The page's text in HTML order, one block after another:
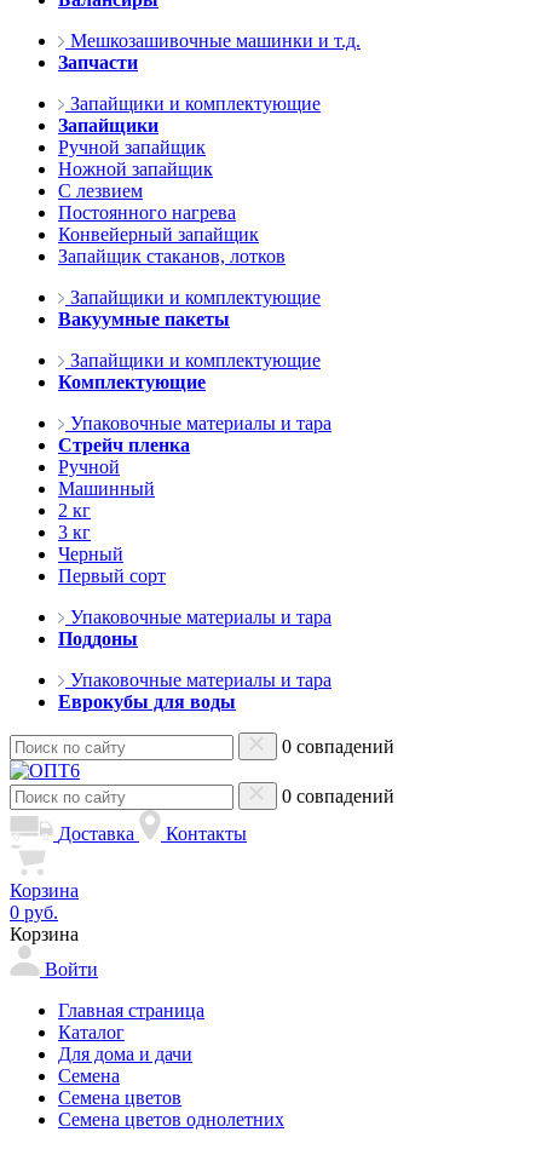
Мешкозашивочные машинки и т.д.
Запчасти
Запайщики и комплектующие
Запайщики
Ручной запайщик
Ножной запайщик
С лезвием
Постоянного нагрева
Конвейерный запайщик
Запайщик стаканов, лотков
Запайщики и комплектующие
Вакуумные пакеты
Запайщики и комплектующие
Комплектующие
Упаковочные материалы и тара
Стрейч пленка
Ручной
Машинный
2 кг
3 кг
Черный
Первый сорт
Упаковочные материалы и тара
Поддоны
Упаковочные материалы и тара
Еврокубы для воды
0 совпадений
0 совпадений
Доставка
Контакты
Корзина
0 руб.
Корзина
Войти
Главная страница
Каталог
Для дома и дачи
Семена
Семена цветов
Семена цветов однолетних